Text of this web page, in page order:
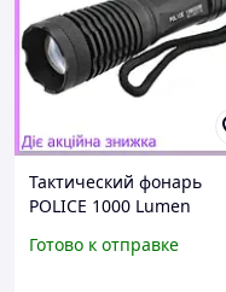
Тактический фонарь
POLICE 1000 Lumen
охоты и рыбалки ручной
Готово к отправке